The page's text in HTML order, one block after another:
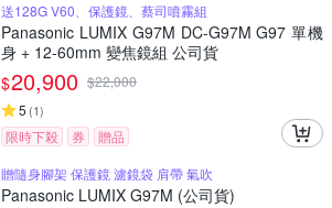
送128G V60、保護鏡、蔡司噴霧組
Panasonic LUMIX G97M DC-G97M G97 單機
身 + 12-60mm 變焦鏡組 公司貨
$20,900 $22,000
5 (1)
限時下殺 券 贈品
贈隨身腳架 保護鏡 濾鏡袋 肩帶 氣吹
Panasonic LUMIX G97M (公司貨)